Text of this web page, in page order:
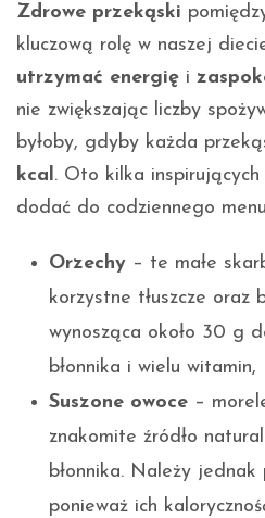
Zdrowe przekąski
kluczową rolę w naszej
utrzymać energię i
nie zwiększając liczby
byłoby, gdyby każda
kcal. Oto kilka
dodać do codziennego
Orzechy – te małe
korzystne tłuszcze oraz
wynosząca około 30 g
błonnika i wielu witamin,
Suszone owoce –
znakomite źródło
błonnika. Należy
ponieważ ich